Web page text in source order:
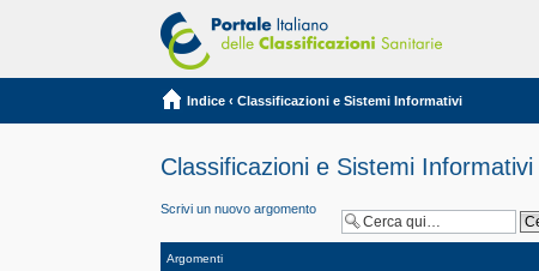
Indice ‹ Classificazioni e Sistemi Informativi
Classificazioni e Sistemi Informativi
Scrivi un nuovo argomento
Argomenti